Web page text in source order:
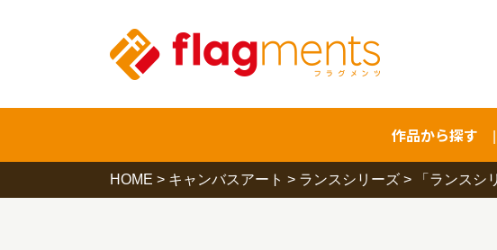
作品から探す
HOME > キャンバスアート > ランスシリーズ > 「ランス